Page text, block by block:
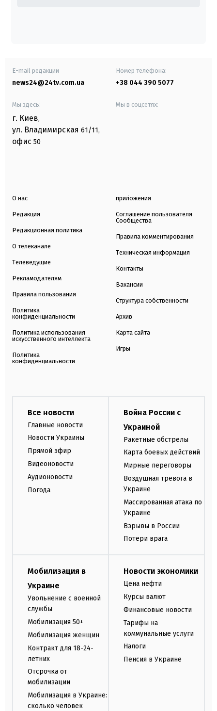
E-mail редакции
news24@24tv.com.ua
Номер телефона:
+38 044 390 5077
Мы здесь:
г. Киев,
ул. Владимирская 61/11,
офис 50
Мы в соцсетях:
О нас
Редакция
Редакционная политика
О телеканале
Телеведущие
Рекламодателям
Правила пользования
Политика
конфиденциальности
Политика использования
искусственного интеллекта
Политика
конфиденциальности
приложения
Соглашение пользователя
Сообщества
Правила комментирования
Техническая информация
Контакты
Вакансии
Структура собственности
Архив
Карта сайта
Игры
Все новости
Главные новости
Новости Украины
Прямой эфир
Видеоновости
Аудионовости
Погода
Война России с
Украиной
Ракетные обстрелы
Карта боевых действий
Мирные переговоры
Воздушная тревога в
Украине
Массированная атака по
Украине
Взрывы в России
Потери врага
Мобилизация в
Украине
Увольнение с военной
службы
Мобилизация 50+
Мобилизация женщин
Контракт для 18-24-
летних
Отсрочка от
мобилизации
Мобилизация в Украине:
сколько человек
Новости экономики
Цена нефти
Курсы валют
Финансовые новости
Тарифы на
коммунальные услуги
Налоги
Пенсия в Украине